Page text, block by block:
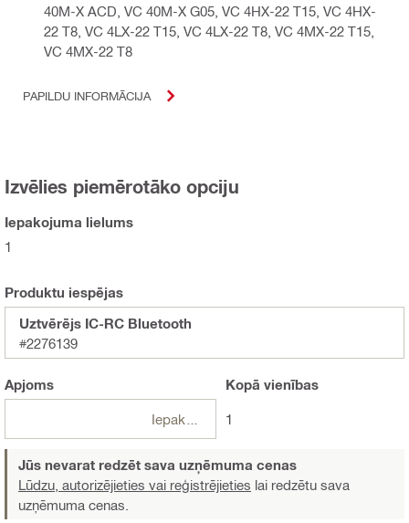
40M-X ACD, VC 40M-X G05, VC 4HX-22 T15, VC 4HX-
22 T8, VC 4LX-22 T15, VC 4LX-22 T8, VC 4MX-22 T15,
VC 4MX-22 T8
PAPILDU INFORMĀCIJA
Izvēlies piemērotāko opciju
Iepakojuma lielums
1
Produktu iespējas
Uztvērējs IC-RC Bluetooth
#2276139
Apjoms Kopā vienības
1
Jūs nevarat redzēt sava uzņēmuma cenas
Lūdzu, autorizējieties vai reģistrējieties lai redzētu sava
uzņēmuma cenas.